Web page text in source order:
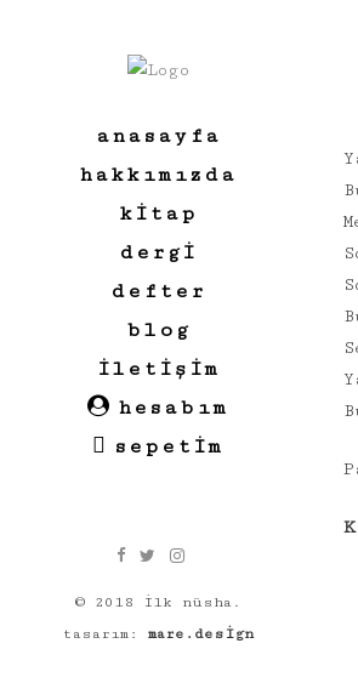
anasayfa
hakkımızda
kitap
dergi
defter
blog
i̇letişim
hesabım
sepetim
© 2018 ilk nüsha.
tasarım: mare.design